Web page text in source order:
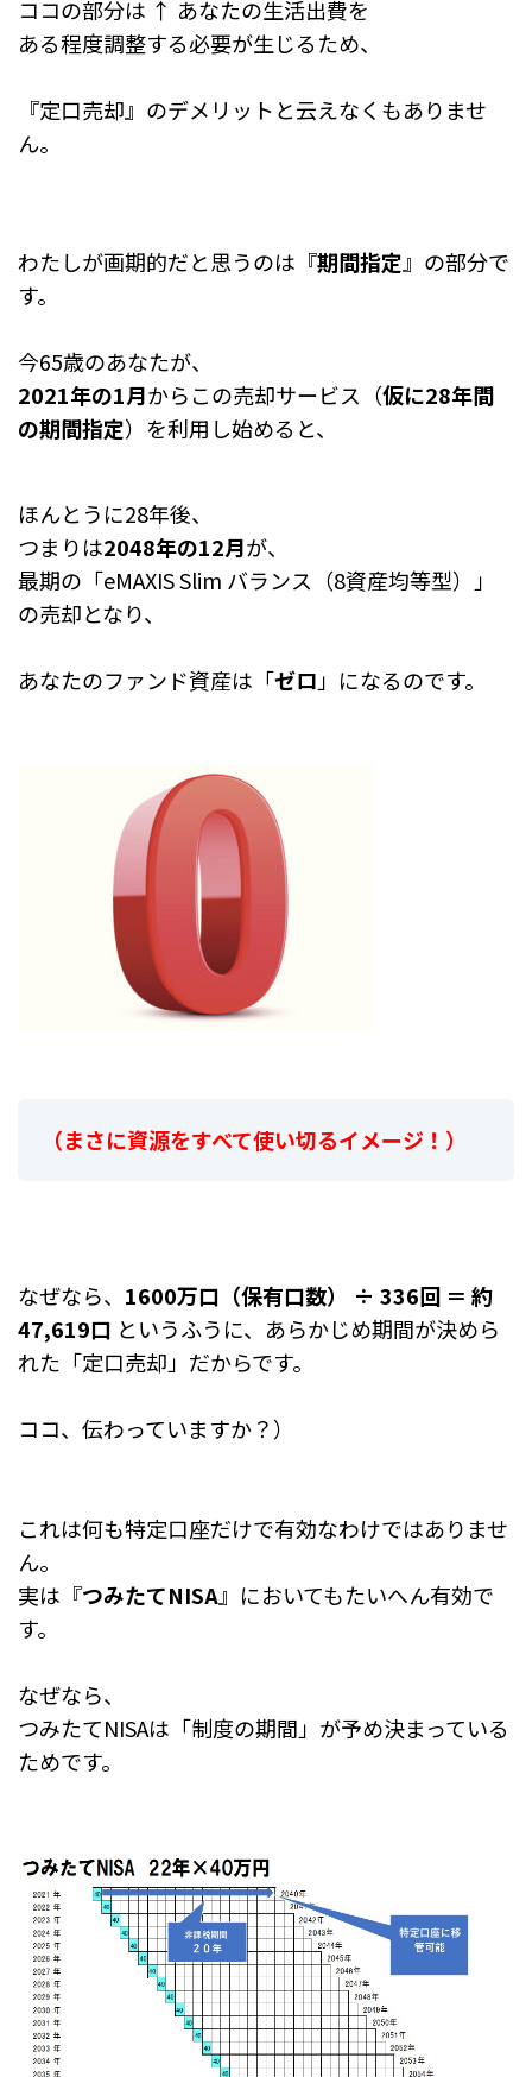
ココの部分は ↑ あなたの生活出費を
ある程度調整する必要が生じるため、
『定口売却』のデメリットと云えなくもありませ
ん。
わたしが画期的だと思うのは『期間指定』の部分で
す。
今65歳のあなたが、
2021年の1月からこの売却サービス（仮に28年間
の期間指定）を利用し始めると、
ほんとうに28年後、
つまりは2048年の12月が、
最期の「eMAXIS Slim バランス（8資産均等型）」
の売却となり、
あなたのファンド資産は「ゼロ 」になるのです。
（まさに資源をすべて使い切るイメージ！）
なぜなら、 1600万口（保有口数） ÷ 336回 ＝ 約
47,619口 というふうに、 あらかじめ期間が決めら
れた「定口売却」だからです。
ココ、伝わっていますか？）
これは何も特定口座だけで有効なわけではありませ
ん。
実は『つみたてNISA』においてもたいへん有効で
す。
なぜなら、
つみたてNISAは「制度の期間」が予め決まっている
ためです。